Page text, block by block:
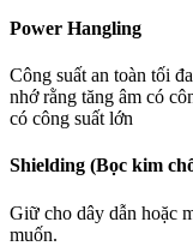
Power Hangling
Công suất an toàn tối
nhớ rằng tăng âm có
có công suất lớn
Shielding (Bọc kim
Giữ cho dây dẫn hoặc
muốn.